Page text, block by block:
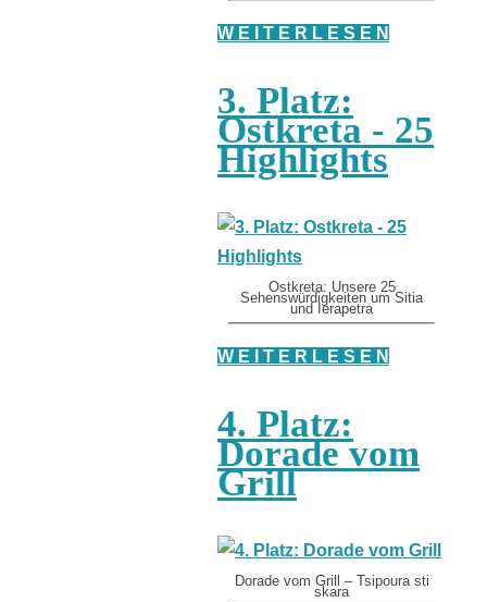
W E I T E R L E S E N
3. Platz:
Ostkreta - 25
Highlights
Ostkreta: Unsere 25
Sehenswürdigkeiten um Sitia
und Ierapetra
W E I T E R L E S E N
4. Platz:
Dorade vom
Grill
Dorade vom Grill – Tsipoura sti
skara